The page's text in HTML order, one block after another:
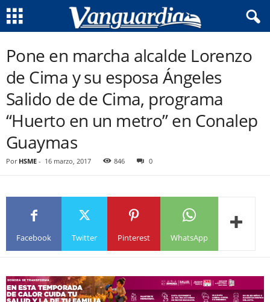
Pone en marcha alcalde Lorenzo
de Cima y su esposa Ángeles
Salido de de Cima, programa
“Huerto en un metro” en Conalep
Guaymas
Por HSME - 16 marzo, 2017 846 0
Facebook Twitter Pinterest WhatsApp